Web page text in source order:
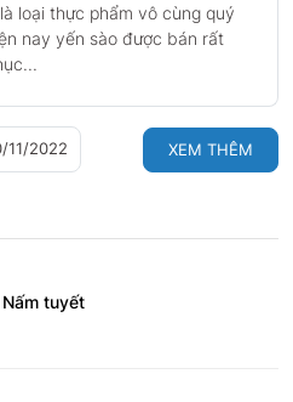
loại thực phẩm vô cùng quý
nay yến sào được bán rất
11/2022 XEM THÊM
tuyết